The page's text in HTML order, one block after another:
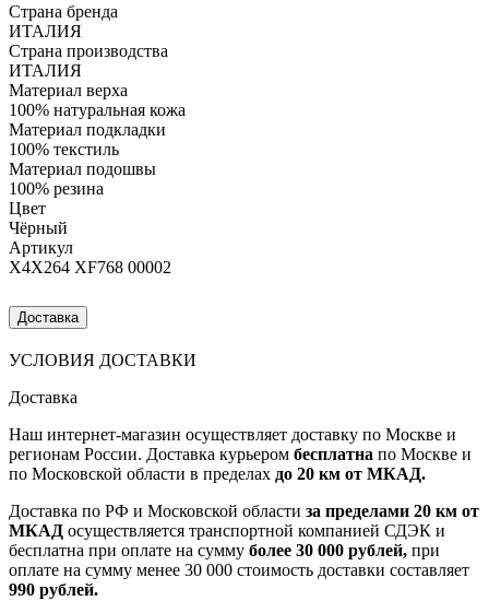
Страна бренда
ИТАЛИЯ
Страна производства
ИТАЛИЯ
Материал верха
100% натуральная кожа
Материал подкладки
100% текстиль
Материал подошвы
100% резина
Цвет
Чёрный
Артикул
X4X264 XF768 00002
Доставка
УСЛОВИЯ ДОСТАВКИ
Доставка
Наш интернет-магазин осуществляет доставку по Москве и
регионам России. Доставка курьером бесплатна по Москве и
по Московской области в пределах до 20 км от МКАД.
Доставка по РФ и Московской области за пределами 20 км от
МКАД осуществляется транспортной компанией СДЭК и
бесплатна при оплате на сумму более 30 000 рублей, при
оплате на сумму менее 30 000 стоимость доставки составляет
990 рублей.